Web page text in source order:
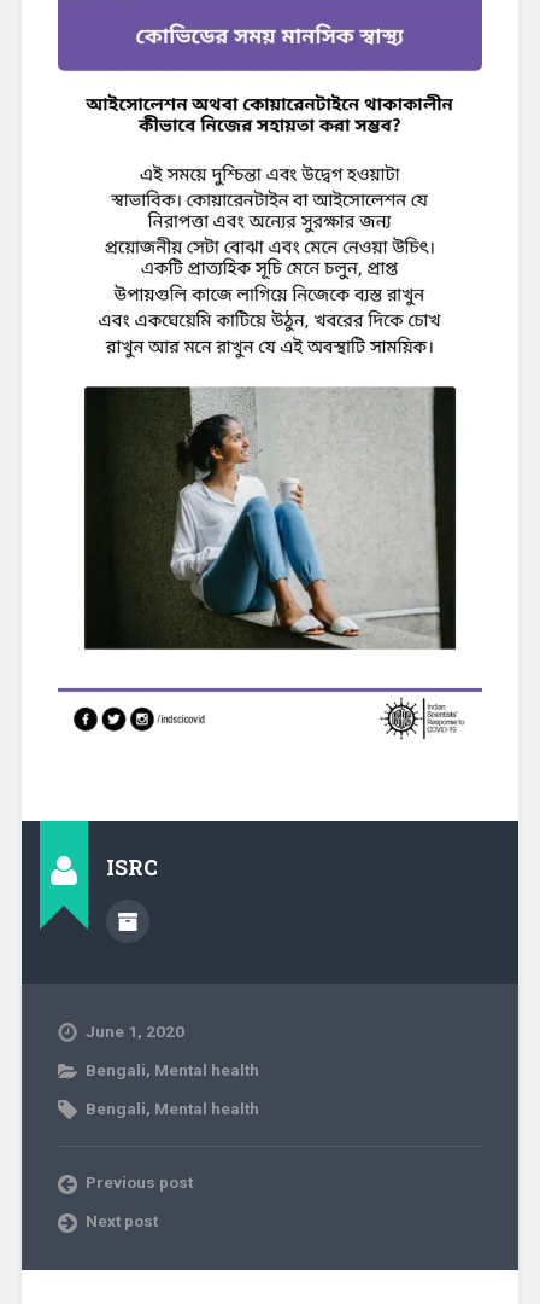
ISRC
June 1, 2020
Bengali, Mental health
Bengali, Mental health
Previous post
Next post